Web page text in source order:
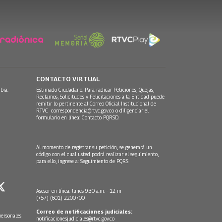
CONTACTO VIRTUAL
Estimado Ciudadano: Para radicar Peticiones, Quejas,
Reclamos, Solicitudes y Felicitaciones a la Entidad puede
remitir lo pertinente al Correo Oficial Institucional de
RTVC correspondencia@rtvc.gov.co o diligenciar el
formulario en línea: Contacto PQRSD.
Al momento de registrar su petición, se generará un
código con el cual usted podrá realizar el seguimiento,
para ello, ingrese a: Seguimiento de PQRS
Asesor en línea: lunes 9:30 a.m. - 12 m
(+57) (601) 2200700
Correo de notificaciones judiciales:
notificacionesjudiciales@rtvc.gov.co